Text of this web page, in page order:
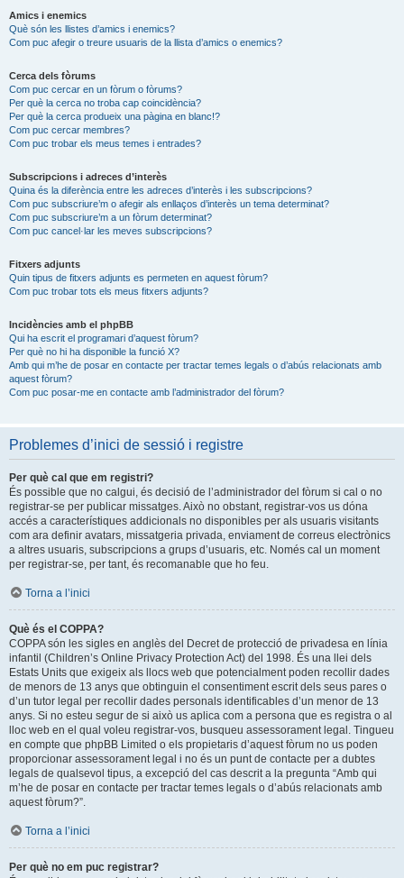
Amics i enemics
Què són les llistes d’amics i enemics?
Com puc afegir o treure usuaris de la llista d’amics o enemics?
Cerca dels fòrums
Com puc cercar en un fòrum o fòrums?
Per què la cerca no troba cap coincidència?
Per què la cerca produeix una pàgina en blanc!?
Com puc cercar membres?
Com puc trobar els meus temes i entrades?
Subscripcions i adreces d’interès
Quina és la diferència entre les adreces d’interès i les subscripcions?
Com puc subscriure’m o afegir als enllaços d’interès un tema determinat?
Com puc subscriure’m a un fòrum determinat?
Com puc cancel·lar les meves subscripcions?
Fitxers adjunts
Quin tipus de fitxers adjunts es permeten en aquest fòrum?
Com puc trobar tots els meus fitxers adjunts?
Incidències amb el phpBB
Qui ha escrit el programari d’aquest fòrum?
Per què no hi ha disponible la funció X?
Amb qui m’he de posar en contacte per tractar temes legals o d’abús relacionats amb
aquest fòrum?
Com puc posar-me en contacte amb l’administrador del fòrum?
Problemes d’inici de sessió i registre
Per què cal que em registri?
És possible que no calgui, és decisió de l’administrador del fòrum si cal o no
registrar-se per publicar missatges. Això no obstant, registrar-vos us dóna
accés a característiques addicionals no disponibles per als usuaris visitants
com ara definir avatars, missatgeria privada, enviament de correus electrònics
a altres usuaris, subscripcions a grups d’usuaris, etc. Només cal un moment
per registrar-se, per tant, és recomanable que ho feu.
Torna a l’inici
Què és el COPPA?
COPPA són les sigles en anglès del Decret de protecció de privadesa en línia
infantil (Children’s Online Privacy Protection Act) del 1998. És una llei dels
Estats Units que exigeix als llocs web que potencialment poden recollir dades
de menors de 13 anys que obtinguin el consentiment escrit dels seus pares o
d’un tutor legal per recollir dades personals identificables d’un menor de 13
anys. Si no esteu segur de si això us aplica com a persona que es registra o al
lloc web en el qual voleu registrar-vos, busqueu assessorament legal. Tingueu
en compte que phpBB Limited o els propietaris d’aquest fòrum no us poden
proporcionar assessorament legal i no és un punt de contacte per a dubtes
legals de qualsevol tipus, a excepció del cas descrit a la pregunta “Amb qui
m’he de posar en contacte per tractar temes legals o d’abús relacionats amb
aquest fòrum?”.
Torna a l’inici
Per què no em puc registrar?